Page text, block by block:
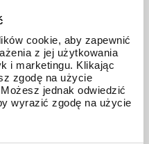
cookie, aby zapewnić
z jej użytkowania
i marketingu. Klikając
zgodę na użycie
jednak odwiedzić
wyrazić zgodę na użycie